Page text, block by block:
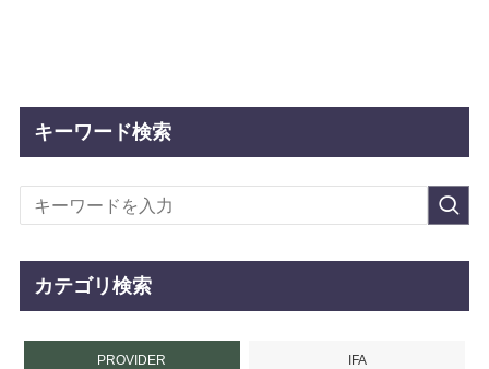
キーワード検索
カテゴリ検索
PROVIDER IFA